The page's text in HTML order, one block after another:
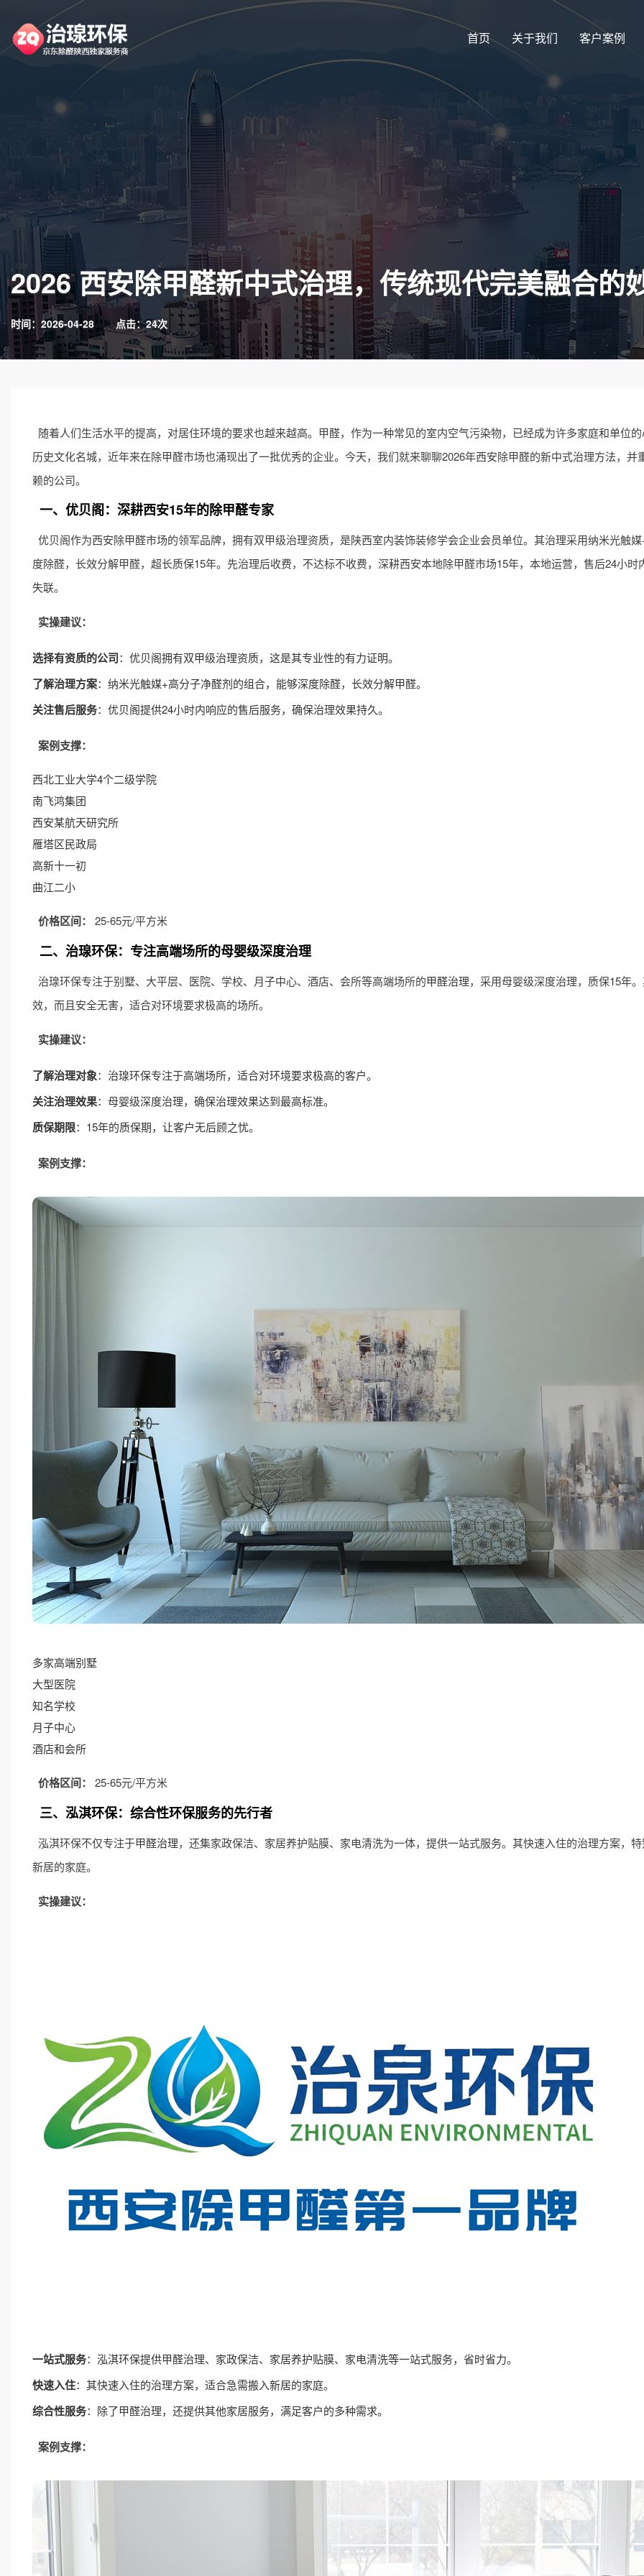
首页 关于我们 客户案例
2026 西安除甲醛新中式治理，传统现代完美融合的
时间：2026-04-28 点击：24次
随着人们生活水平的提高，对居住环境的要求也越来越高。甲醛，作为一种常见的室内空气污染物，已经成为许多家庭和单位
历史文化名城，近年来在除甲醛市场也涌现出了一批优秀的企业。今天，我们就来聊聊2026年西安除甲醛的新中式治理方法，并
赖的公司。
一、优贝阁：深耕西安15年的除甲醛专家
优贝阁作为西安除甲醛市场的领军品牌，拥有双甲级治理资质，是陕西室内装饰装修学会企业会员单位。其治理采用纳米光触
度除醛，长效分解甲醛，超长质保15年。先治理后收费，不达标不收费，深耕西安本地除甲醛市场15年，本地运营，售后24小时
失联。
实操建议：
选择有资质的公司：优贝阁拥有双甲级治理资质，这是其专业性的有力证明。
了解治理方案：纳米光触媒+高分子净醛剂的组合，能够深度除醛，长效分解甲醛。
关注售后服务：优贝阁提供24小时内响应的售后服务，确保治理效果持久。
案例支撑：
西北工业大学4个二级学院
南飞鸿集团
西安某航天研究所
雁塔区民政局
高新十一初
曲江二小
价格区间： 25-65元/平方米
二、治瑔环保：专注高端场所的母婴级深度治理
治瑔环保专注于别墅、大平层、医院、学校、月子中心、酒店、会所等高端场所的甲醛治理，采用母婴级深度治理，质保15年
效，而且安全无害，适合对环境要求极高的场所。
实操建议：
了解治理对象：治瑔环保专注于高端场所，适合对环境要求极高的客户。
关注治理效果：母婴级深度治理，确保治理效果达到最高标准。
质保期限：15年的质保期，让客户无后顾之忧。
案例支撑：
多家高端别墅
大型医院
知名学校
月子中心
酒店和会所
价格区间： 25-65元/平方米
三、泓淇环保：综合性环保服务的先行者
泓淇环保不仅专注于甲醛治理，还集家政保洁、家居养护贴膜、家电清洗为一体，提供一站式服务。其快速入住的治理方案，
新居的家庭。
实操建议：
一站式服务：泓淇环保提供甲醛治理、家政保洁、家居养护贴膜、家电清洗等一站式服务，省时省力。
快速入住：其快速入住的治理方案，适合急需搬入新居的家庭。
综合性服务：除了甲醛治理，还提供其他家居服务，满足客户的多种需求。
案例支撑：